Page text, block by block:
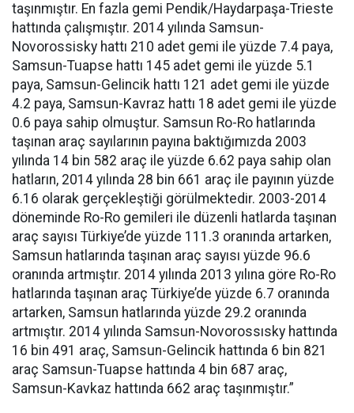
taşınmıştır. En fazla gemi Pendik/Haydarpaşa-Trieste
hattında çalışmıştır. 2014 yılında Samsun-
Novorossisky hattı 210 adet gemi ile yüzde 7.4 paya,
Samsun-Tuapse hattı 145 adet gemi ile yüzde 5.1
paya, Samsun-Gelincik hattı 121 adet gemi ile yüzde
4.2 paya, Samsun-Kavraz hattı 18 adet gemi ile yüzde
0.6 paya sahip olmuştur. Samsun Ro-Ro hatlarında
taşınan araç sayılarının payına baktığımızda 2003
yılında 14 bin 582 araç ile yüzde 6.62 paya sahip olan
hatların, 2014 yılında 28 bin 661 araç ile payının yüzde
6.16 olarak gerçekleştiği görülmektedir. 2003-2014
döneminde Ro-Ro gemileri ile düzenli hatlarda taşınan
araç sayısı Türkiye’de yüzde 111.3 oranında artarken,
Samsun hatlarında taşınan araç sayısı yüzde 96.6
oranında artmıştır. 2014 yılında 2013 yılına göre Ro-Ro
hatlarında taşınan araç Türkiye’de yüzde 6.7 oranında
artarken, Samsun hatlarında yüzde 29.2 oranında
artmıştır. 2014 yılında Samsun-Novorossısky hattında
16 bin 491 araç, Samsun-Gelincik hattında 6 bin 821
araç Samsun-Tuapse hattında 4 bin 687 araç,
Samsun-Kavkaz hattında 662 araç taşınmıştır.”